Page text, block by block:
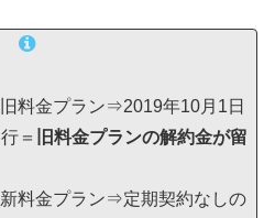
料金プラン⇒2019年10月1日
＝
旧料金プランの解約金が留
料金プラン⇒定期契約なしの